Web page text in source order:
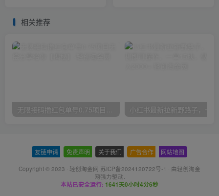
相关推荐
无限接码撸红包单号0.75项目无偿分享给你【揭秘】
友链申请 免责声明 关于我们 广告合作 网站地图
Copyright © 2023 · 轻创淘金网 苏ICP备2024120722号-1 · 由轻创淘金
网强力驱动.
本站已安全运行: 1641天0小时4分7秒